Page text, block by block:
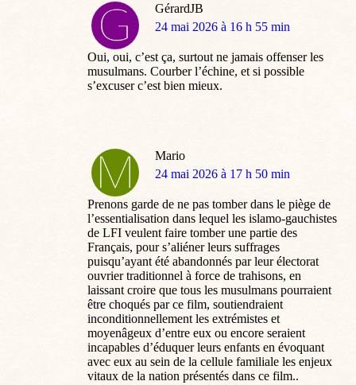
GérardJB
dit
24 mai 2026 à 16 h 55 min
Oui, oui, c’est ça, surtout ne jamais offenser les
musulmans. Courber l’échine, et si possible
s’excuser c’est bien mieux.
Mario
dit
24 mai 2026 à 17 h 50 min
Prenons garde de ne pas tomber dans le piège de
l’essentialisation dans lequel les islamo-gauchistes
de LFI veulent faire tomber une partie des
Français, pour s’aliéner leurs suffrages
puisqu’ayant été abandonnés par leur électorat
ouvrier traditionnel à force de trahisons, en
laissant croire que tous les musulmans pourraient
être choqués par ce film, soutiendraient
inconditionnellement les extrémistes et
moyenâgeux d’entre eux ou encore seraient
incapables d’éduquer leurs enfants en évoquant
avec eux au sein de la cellule familiale les enjeux
vitaux de la nation présentés dans ce film..